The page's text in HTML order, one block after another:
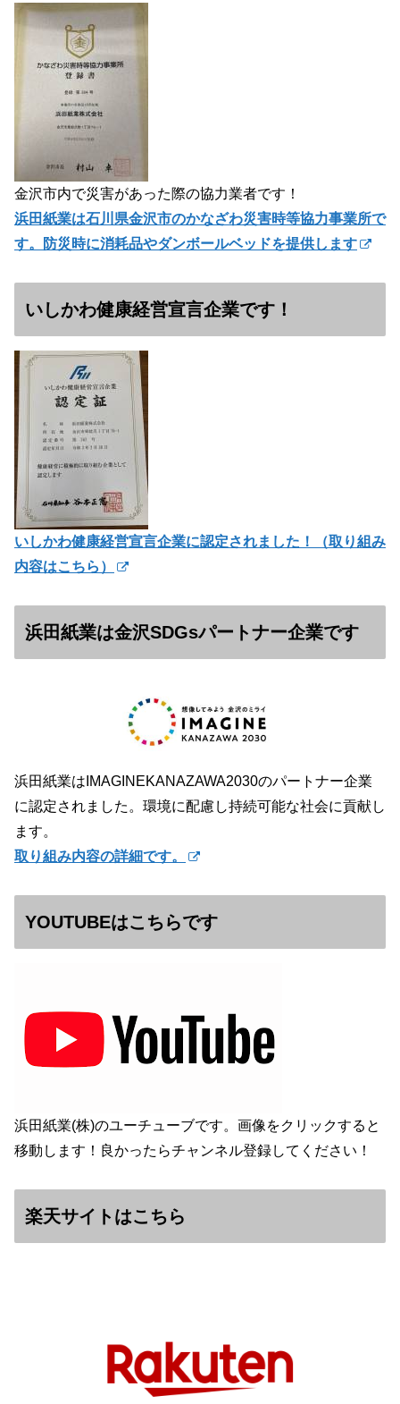
金沢市内で災害があった際の協力業者です！
浜田紙業は石川県金沢市のかなざわ災害時等協力事業所で
す。防災時に消耗品やダンボールベッドを提供します
いしかわ健康経営宣言企業です！
いしかわ健康経営宣言企業に認定されました！（取り組み
内容はこちら）
浜田紙業は金沢SDGsパートナー企業です
浜田紙業はIMAGINEKANAZAWA2030のパートナー企業
に認定されました。環境に配慮し持続可能な社会に貢献し
ます。
取り組み内容の詳細です。
YOUTUBEはこちらです
浜田紙業(株)のユーチューブです。画像をクリックすると
移動します！良かったらチャンネル登録してください！
楽天サイトはこちら